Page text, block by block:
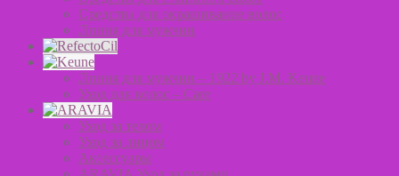
Средства для окрашивание волос
Линия для мужчин
Линия для мужчин – 1922 by J.M. Keune
Уход для волос – Сare
Уход за телом
Уход за лицом
Аксессуары